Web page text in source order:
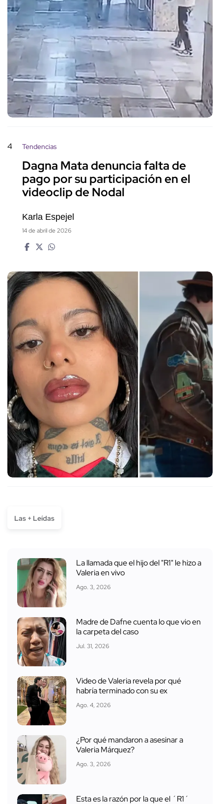
4 Tendencias
Dagna Mata denuncia falta de
pago por su participación en el
videoclip de Nodal
Karla Espejel
14 de abril de 2026
Las + Leídas
La llamada que el hijo del "R1" le hizo a
Valeria en vivo
Ago. 3, 2026
Madre de Dafne cuenta lo que vio en
la carpeta del caso
Jul. 31, 2026
Video de Valeria revela por qué
habría terminado con su ex
Ago. 4, 2026
¿Por qué mandaron a asesinar a
Valeria Márquez?
Ago. 3, 2026
Esta es la razón por la que el ´R1´